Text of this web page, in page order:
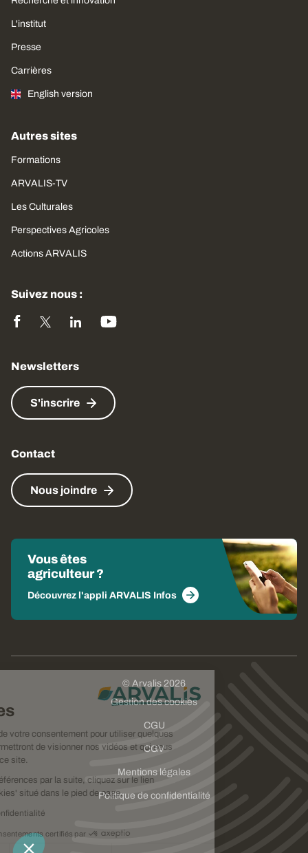
vos cookies
Nous avons besoin de votre consentement pour utiliser quelques
cookies qui vous permettront de visionner nos vidéos et qui nous
aideront à améliorer ce site.
Pour modifier vos préférences par la suite, cliquez sur le lien
'Préférences de cookies' situé dans le pied de page.
Lire la politique de confidentialité
Consentements certifiés par
L'institut
Presse
Carrières
English version
Autres sites
Formations
ARVALIS-TV
Les Culturales
Perspectives Agricoles
Actions ARVALIS
Suivez nous :
Newsletters
S'inscrire
Contact
Nous joindre
Vous êtes
agriculteur ?
Découvrez l'appli ARVALIS Infos
© Arvalis 2026
Gestion des cookies
CGU
CGV
Mentions légales
Politique de confidentialité